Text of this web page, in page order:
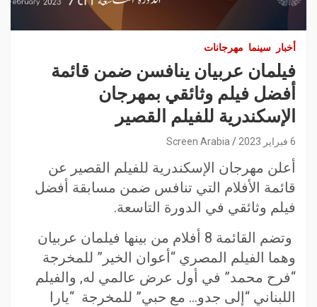
أخبار سينما مهرجانات
فيلمان عربيان ينافسن ضمن قائمة
أفضل فيلم وثائقي بمهرجان
الإسكندرية للفيلم القصير
6 فبراير 2023 Screen Arabia
أعلن مهرجان الإسكندرية للفيلم القصير عن
قائمة الأفلام التي تنافس ضمن مسابقة أفضل
فيلم وثائقي في الدورة التاسعة.
وتضم القائمة 8 أفلام من بينها فيلمان عربيان
وهما الفيلم المصري “أعوان الخير” للمخرجة
“فرح محمد” في أول عرض عالمي له, والفيلم
اللبناني “إلى جدو… مع حبي” للمخرجة “يارا